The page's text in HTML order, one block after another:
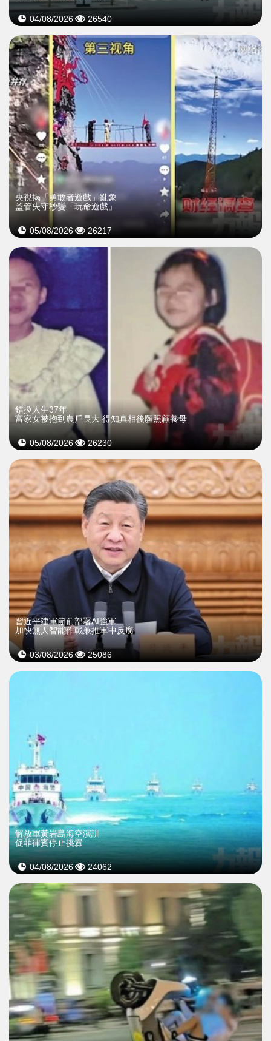
04/08/2026 26540
央視揭「勇敢者遊戲」亂象
監管失守秒變「玩命遊戲」
05/08/2026 26217
錯換人生37年
富家女被抱到農戶長大 得知真相後願照顧養母
05/08/2026 26230
習近平建軍節前部署AI強軍
加快無人智能作戰兼推軍中反腐
03/08/2026 25086
解放軍黃岩島海空演訓
促菲律賓停止挑釁
04/08/2026 24062